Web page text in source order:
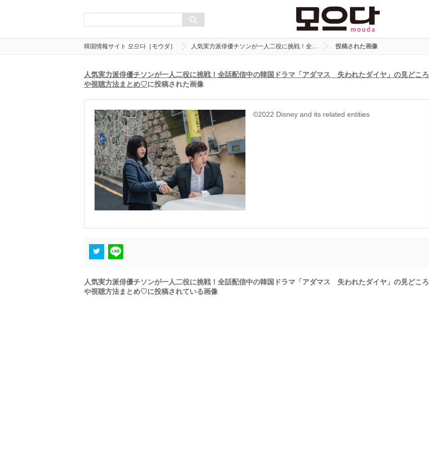
韓国情報サイト 모으다［モウダ］ 人気実力派俳優チソンが一人二役に挑戦！全… 投稿された画像
人気実力派俳優チソンが一人二役に挑戦！全話配信中の韓国ドラマ「アダマス 失われたダイヤ」の見どころ
や視聴方法まとめ♡に投稿された画像
©2022 Disney and its related entities
人気実力派俳優チソンが一人二役に挑戦！全話配信中の韓国ドラマ「アダマス 失われたダイヤ」の見どころ
や視聴方法まとめ♡に投稿されている画像